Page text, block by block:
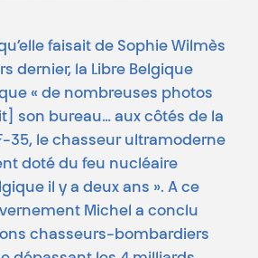
faisait de Sophie Wilmès
dernier, la Libre Belgique
« de nombreuses photos
son bureau… aux côtés de la
35, le chasseur ultramoderne
doté du feu nucléaire
il y a deux ans ». A ce
Michel a conclu
chasseurs-bombardiers